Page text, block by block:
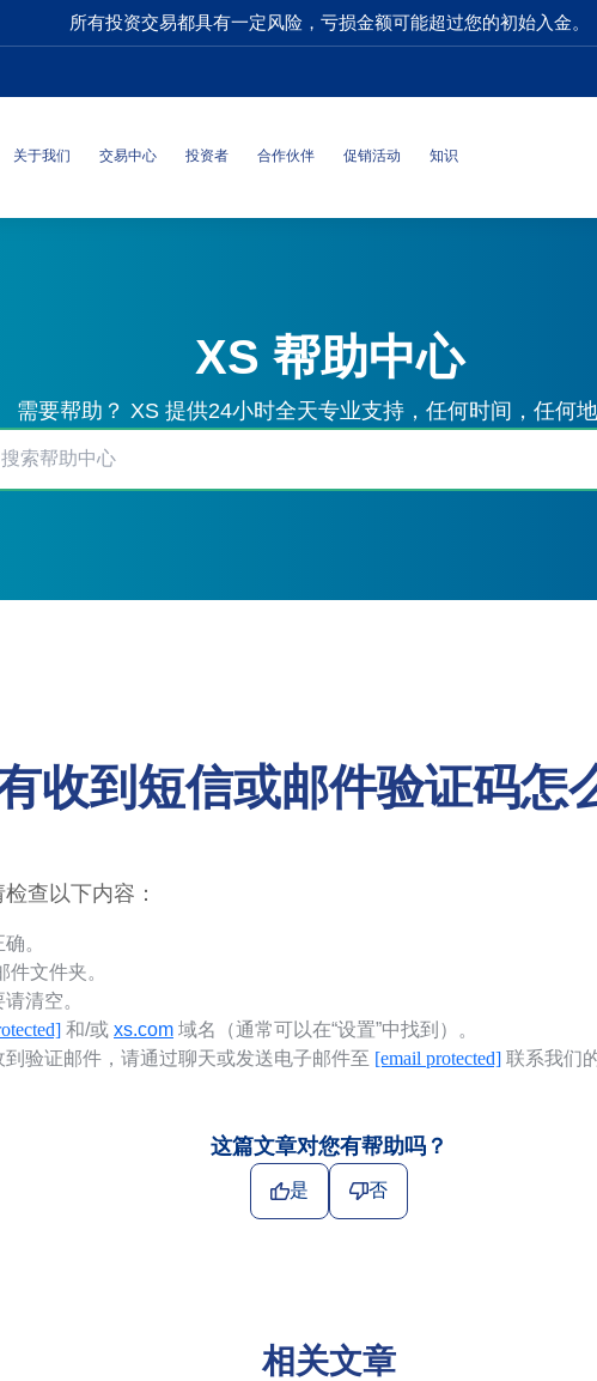
所有投资交易都具有一定风险，亏损金额可能超过您的初始入金。
关于我们 交易中心 投资者 合作伙伴 促销活动 知识
XS 帮助中心
需要帮助？ XS 提供24小时全天专业支持，任何时间，任何
收到短信或邮件验证码怎
查以下内容：
。
文件夹。
清空。
和/或 xs.com 域名（通常可以在“设置”中找到）。
验证邮件，请通过聊天或发送电子邮件至 [email protected] 联系我们
这篇文章对您有帮助吗？
是 否
相关文章